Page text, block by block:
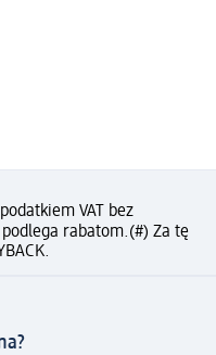
VAT bez
rabatom.(#) Za tę